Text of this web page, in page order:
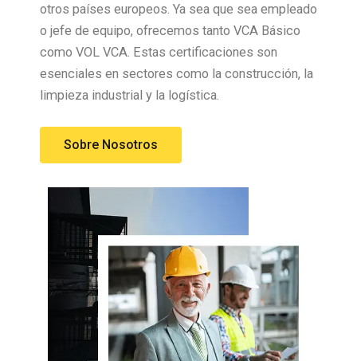
otros países europeos. Ya sea que sea empleado
o jefe de equipo, ofrecemos tanto VCA Básico
como VOL VCA. Estas certificaciones son
esenciales en sectores como la construcción, la
limpieza industrial y la logística.
Sobre Nosotros